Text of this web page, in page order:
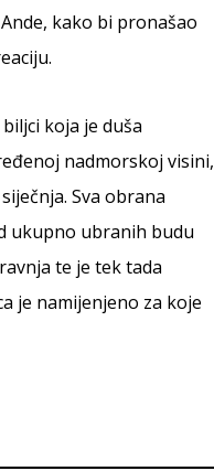
kako bi pronašao
koja je duša
nadmorskoj visini,
Sva obrana
ukupno ubranih budu
te je tek tada
je namijenjeno za koje